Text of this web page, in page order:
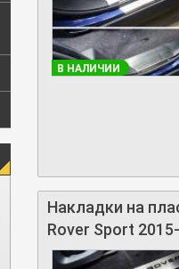
В НАЛИЧИИ
Накладки на
Rover Sport 2015-